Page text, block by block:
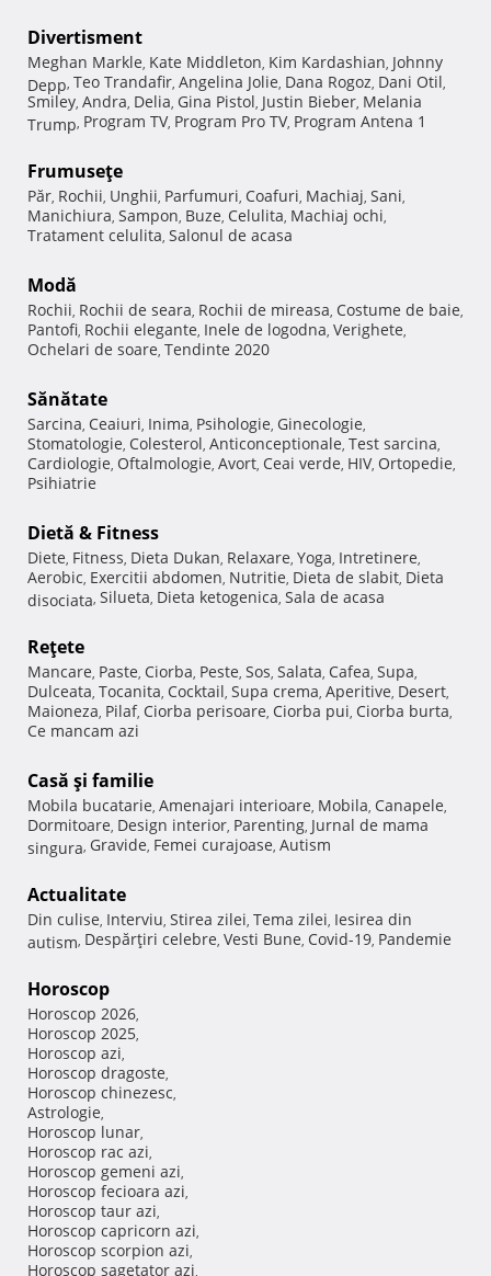
Divertisment
Meghan Markle, Kate Middleton, Kim Kardashian, Johnny
Depp, Teo Trandafir, Angelina Jolie, Dana Rogoz, Dani Otil,
Smiley, Andra, Delia, Gina Pistol, Justin Bieber, Melania
Trump, Program TV, Program Pro TV, Program Antena 1
Frumuseţe
Păr, Rochii, Unghii, Parfumuri, Coafuri, Machiaj, Sani,
Manichiura, Sampon, Buze, Celulita, Machiaj ochi,
Tratament celulita, Salonul de acasa
Modă
Rochii, Rochii de seara, Rochii de mireasa, Costume de baie,
Pantofi, Rochii elegante, Inele de logodna, Verighete,
Ochelari de soare, Tendinte 2020
Sănătate
Sarcina, Ceaiuri, Inima, Psihologie, Ginecologie,
Stomatologie, Colesterol, Anticonceptionale, Test sarcina,
Cardiologie, Oftalmologie, Avort, Ceai verde, HIV, Ortopedie,
Psihiatrie
Dietă & Fitness
Diete, Fitness, Dieta Dukan, Relaxare, Yoga, Intretinere,
Aerobic, Exercitii abdomen, Nutritie, Dieta de slabit, Dieta
disociata, Silueta, Dieta ketogenica, Sala de acasa
Reţete
Mancare, Paste, Ciorba, Peste, Sos, Salata, Cafea, Supa,
Dulceata, Tocanita, Cocktail, Supa crema, Aperitive, Desert,
Maioneza, Pilaf, Ciorba perisoare, Ciorba pui, Ciorba burta,
Ce mancam azi
Casă şi familie
Mobila bucatarie, Amenajari interioare, Mobila, Canapele,
Dormitoare, Design interior, Parenting, Jurnal de mama
singura, Gravide, Femei curajoase, Autism
Actualitate
Din culise, Interviu, Stirea zilei, Tema zilei, Iesirea din
autism, Despărţiri celebre, Vesti Bune, Covid-19, Pandemie
Horoscop
Horoscop 2026,
Horoscop 2025,
Horoscop azi,
Horoscop dragoste,
Horoscop chinezesc,
Astrologie,
Horoscop lunar,
Horoscop rac azi,
Horoscop gemeni azi,
Horoscop fecioara azi,
Horoscop taur azi,
Horoscop capricorn azi,
Horoscop scorpion azi,
Horoscop sagetator azi,